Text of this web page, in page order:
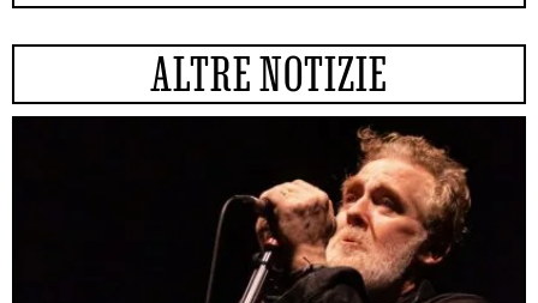
ALTRE NOTIZIE